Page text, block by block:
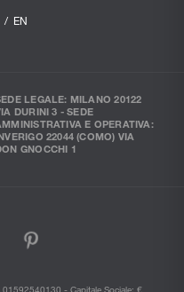
EN
LEGALE: MILANO 20122
DURINI 3 - SEDE
E OPERATIVA:
22044 (COMO) VIA
GNOCCHI 1
pinterest
01592540130 - Capitale Sociale: €